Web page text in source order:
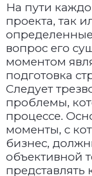
На пути
проекта, так
вопрос его
моментом
подготовка
Следует
проблемы,
процессе.
моменты, с
бизнес,
объективной
представлять